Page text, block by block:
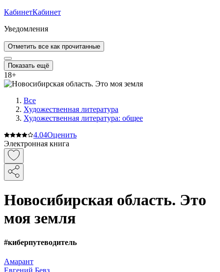
КабинетКабинет
Уведомления
Отметить все как прочитанные
Показать ещё
18+
Все
Художественная литература
Художественная литература: общее
4.04Оценить
Электронная книга
Новосибирская область. Это
моя земля
#киберпутеводитель
Амарант